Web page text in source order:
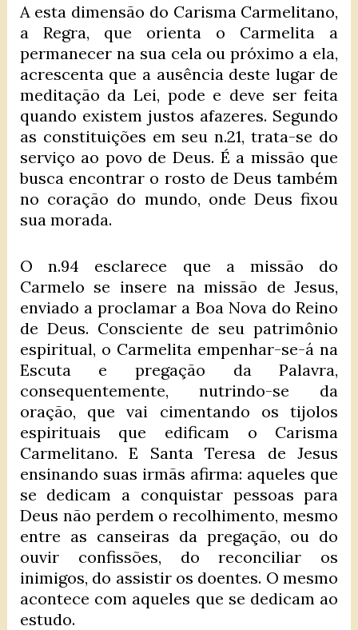
A esta dimensão do Carisma Carmelitano,
a Regra, que orienta o Carmelita a
permanecer na sua cela ou próximo a ela,
acrescenta que a ausência deste lugar de
meditação da Lei, pode e deve ser feita
quando existem justos afazeres. Segundo
as constituições em seu n.21, trata-se do
serviço ao povo de Deus. É a missão que
busca encontrar o rosto de Deus também
no coração do mundo, onde Deus fixou
sua morada.
O n.94 esclarece que a missão do
Carmelo se insere na missão de Jesus,
enviado a proclamar a Boa Nova do Reino
de Deus. Consciente de seu patrimônio
espiritual, o Carmelita empenhar-se-á na
Escuta e pregação da Palavra,
consequentemente, nutrindo-se da
oração, que vai cimentando os tijolos
espirituais que edificam o Carisma
Carmelitano. E Santa Teresa de Jesus
ensinando suas irmãs afirma: aqueles que
se dedicam a conquistar pessoas para
Deus não perdem o recolhimento, mesmo
entre as canseiras da pregação, ou do
ouvir confissões, do reconciliar os
inimigos, do assistir os doentes. O mesmo
acontece com aqueles que se dedicam ao
estudo.